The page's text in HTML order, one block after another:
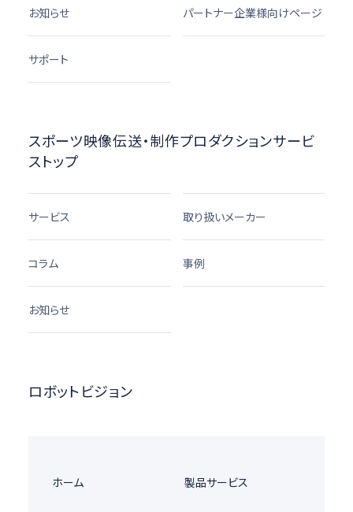
お知らせ パートナー企業様向けページ
サポート
スポーツ映像伝送・制作プロダクションサービ
ストップ
サービス 取り扱いメーカー
コラム 事例
お知らせ
ロボットビジョン
ホーム 製品サービス